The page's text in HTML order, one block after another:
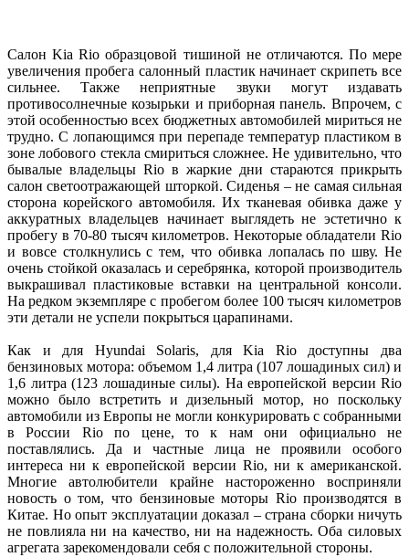
Салон Kia Rio образцовой тишиной не отличаются. По мере
увеличения пробега салонный пластик начинает скрипеть все
сильнее. Также неприятные звуки могут издавать
противосолнечные козырьки и приборная панель. Впрочем, с
этой особенностью всех бюджетных автомобилей мириться не
трудно. С лопающимся при перепаде температур пластиком в
зоне лобового стекла смириться сложнее. Не удивительно, что
бывалые владельцы Rio в жаркие дни стараются прикрыть
салон светоотражающей шторкой. Сиденья – не самая сильная
сторона корейского автомобиля. Их тканевая обивка даже у
аккуратных владельцев начинает выглядеть не эстетично к
пробегу в 70-80 тысяч километров. Некоторые обладатели Rio
и вовсе столкнулись с тем, что обивка лопалась по шву. Не
очень стойкой оказалась и серебрянка, которой производитель
выкрашивал пластиковые вставки на центральной консоли.
На редком экземпляре с пробегом более 100 тысяч километров
эти детали не успели покрыться царапинами.
Как и для Hyundai Solaris, для Kia Rio доступны два
бензиновых мотора: объемом 1,4 литра (107 лошадиных сил) и
1,6 литра (123 лошадиные силы). На европейской версии Rio
можно было встретить и дизельный мотор, но поскольку
автомобили из Европы не могли конкурировать с собранными
в России Rio по цене, то к нам они официально не
поставлялись. Да и частные лица не проявили особого
интереса ни к европейской версии Rio, ни к американской.
Многие автолюбители крайне настороженно восприняли
новость о том, что бензиновые моторы Rio производятся в
Китае. Но опыт эксплуатации доказал – страна сборки ничуть
не повлияла ни на качество, ни на надежность. Оба силовых
агрегата зарекомендовали себя с положительной стороны.